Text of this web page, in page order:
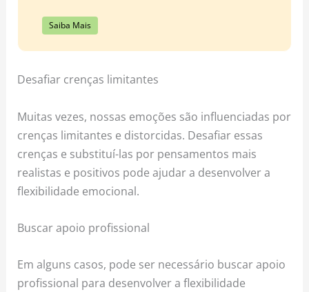
Saiba Mais
Desafiar crenças limitantes
Muitas vezes, nossas emoções são influenciadas por
crenças limitantes e distorcidas. Desafiar essas
crenças e substituí-las por pensamentos mais
realistas e positivos pode ajudar a desenvolver a
flexibilidade emocional.
Buscar apoio profissional
Em alguns casos, pode ser necessário buscar apoio
profissional para desenvolver a flexibilidade